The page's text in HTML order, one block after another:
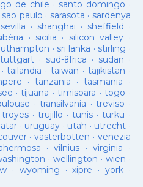
de chile · santo domingo ·
sao paulo · sarasota · sardenya
sevilla · shanghai · sheffield ·
· sicilia · silicon valley ·
· sri lanka · stirling ·
· sud-âfrica · sudan ·
·tailandia ·taiwan · tajikistan ·
· tanzania ·tasmania ·
·tijuana ·timisoara ·togo ·
·transilvania ·treviso ·
troyes·trujillo ·tunis ·turku ·
· uruguay · utah · utrecht ·
· vasterbotten · venezia
·vilnius ·virginia ·
· wellington · wien ·
· wyoming ·xipre · york·